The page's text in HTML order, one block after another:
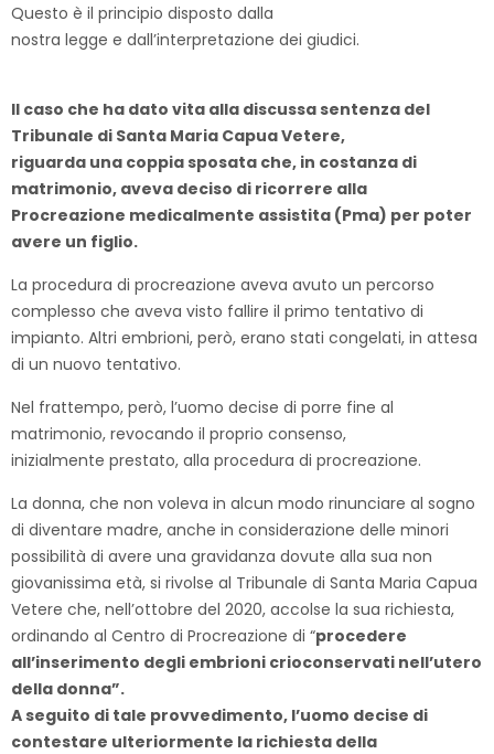
Questo è il principio disposto dalla
nostra legge e dall’interpretazione dei giudici.
Il caso che ha dato vita alla discussa sentenza del
Tribunale di Santa Maria Capua Vetere,
riguarda una coppia sposata che, in costanza di
matrimonio, aveva deciso di ricorrere alla
Procreazione medicalmente assistita (Pma) per poter
avere un figlio.
La procedura di procreazione aveva avuto un percorso
complesso che aveva visto fallire il primo tentativo di
impianto. Altri embrioni, però, erano stati congelati, in attesa
di un nuovo tentativo.
Nel frattempo, però, l’uomo decise di porre fine al
matrimonio, revocando il proprio consenso,
inizialmente prestato, alla procedura di procreazione.
La donna, che non voleva in alcun modo rinunciare al sogno
di diventare madre, anche in considerazione delle minori
possibilità di avere una gravidanza dovute alla sua non
giovanissima età, si rivolse al Tribunale di Santa Maria Capua
Vetere che, nell’ottobre del 2020, accolse la sua richiesta,
ordinando al Centro di Procreazione di “procedere
all’inserimento degli embrioni crioconservati nell’utero
della donna”.
A seguito di tale provvedimento, l’uomo decise di
contestare ulteriormente la richiesta della